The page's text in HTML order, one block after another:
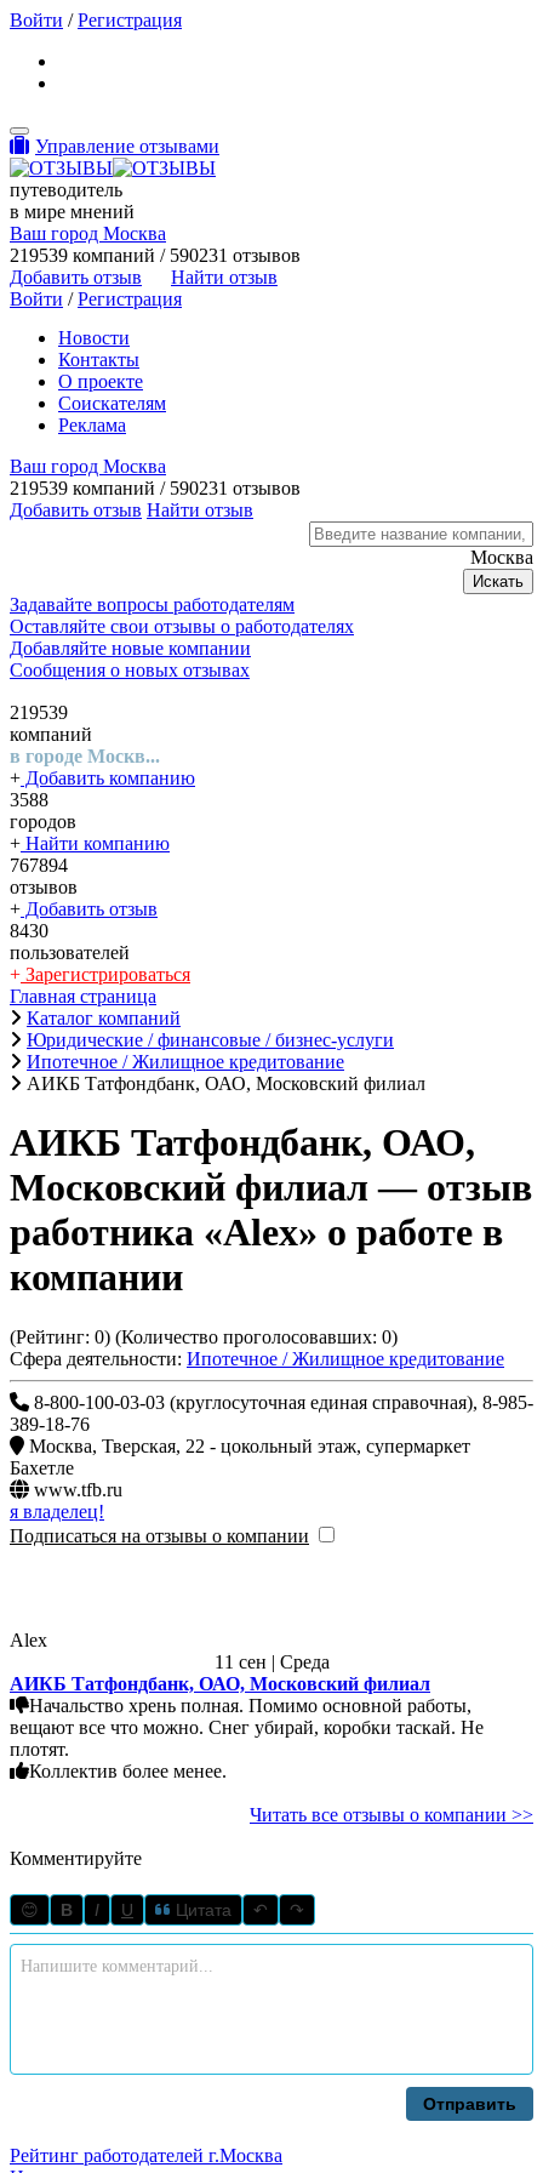
Войти /Регистрация
Toggle navigation
Управление отзывами
путеводитель
в мире мнений
Ваш город Москва
219539 компаний / 590231 отзывов
Добавить отзыв
Найти отзыв
Войти /Регистрация
Новости
Контакты
О проекте
Соискателям
Реклама
Ваш город Москва
219539 компаний / 590231 отзывов
Добавить отзыв Найти отзыв
Москва
Искать
Задавайте вопросы работодателям
Оставляйте свои отзывы о работодателях
Добавляйте новые компании
Сообщения о новых отзывах
219539
компаний
в городе Москв...
+ Добавить компанию
3588
городов
+ Найти компанию
767894
отзывов
+ Добавить отзыв
8430
пользователей
+ Зарегистрироваться
Главная страница
Каталог компаний
Юридические / финансовые / бизнес-услуги
Ипотечное / Жилищное кредитование
АИКБ Татфондбанк, ОАО, Московский филиал
АИКБ Татфондбанк, ОАО,
Московский филиал— отзыв
работника «Alex» о работе в
компании
(Рейтинг: 0) (Количество проголосовавших: 0)
Сфера деятельности: Ипотечное / Жилищное кредитование
8-800-100-03-03 (круглосуточная единая справочная), 8-985-
389-18-76
Москва, Тверская, 22 - цокольный этаж, супермаркет
Бахетле
www.tfb.ru
я владелец!
Подписаться на отзывы о компании
Alex
11 сен | Среда
АИКБ Татфондбанк, ОАО, Московский филиал
Начальство хрень полная. Помимо основной работы,
вещают все что можно. Снег убирай, коробки таскай. Не
плотят.
Коллектив более менее.
Читать все отзывы о компании >>
Комментируйте
😊 B I U Цитата ↶ ↷
Отправить
Рейтинг работодателей г.Москва